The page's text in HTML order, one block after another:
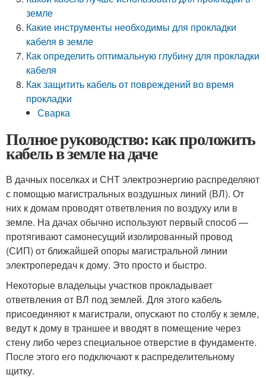
земле
Какие инструменты необходимы для прокладки
кабеля в земле
Как определить оптимальную глубину для прокладки
кабеля
Как защитить кабель от повреждений во время
прокладки
Сварка
Полное руководство: как проложить
кабель в земле на даче
В дачных поселках и СНТ электроэнергию распределяют
с помощью магистральных воздушных линий (ВЛ). От
них к домам проводят ответвления по воздуху или в
земле. На дачах обычно используют первый способ —
протягивают самонесущий изолированный провод
(СИП) от ближайшей опоры магистральной линии
электропередач к дому. Это просто и быстро.
Некоторые владельцы участков прокладывает
ответвления от ВЛ под землей. Для этого кабель
присоединяют к магистрали, опускают по столбу к земле,
ведут к дому в траншее и вводят в помещение через
стену либо через специальное отверстие в фундаменте.
После этого его подключают к распределительному
щитку.